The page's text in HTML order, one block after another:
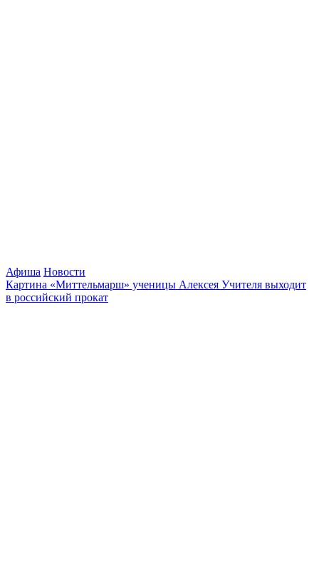
Афиша Новости
Картина «Миттельмарш» ученицы Алексея Учителя выходит
в российский прокат